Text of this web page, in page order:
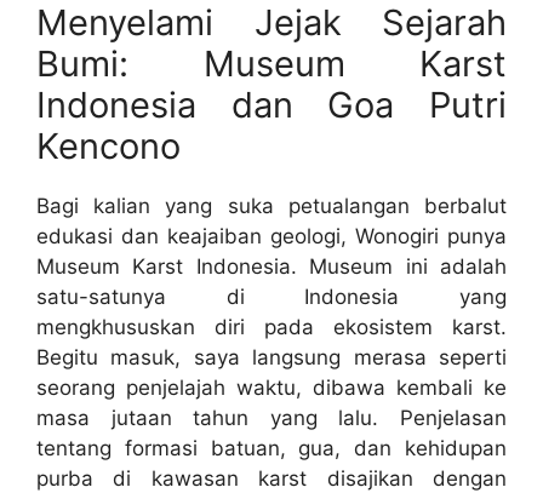
Menyelami Jejak Sejarah
Bumi: Museum Karst
Indonesia dan Goa Putri
Kencono
Bagi kalian yang suka petualangan berbalut
edukasi dan keajaiban geologi, Wonogiri punya
Museum Karst Indonesia. Museum ini adalah
satu-satunya di Indonesia yang
mengkhususkan diri pada ekosistem karst.
Begitu masuk, saya langsung merasa seperti
seorang penjelajah waktu, dibawa kembali ke
masa jutaan tahun yang lalu. Penjelasan
tentang formasi batuan, gua, dan kehidupan
purba di kawasan karst disajikan dengan